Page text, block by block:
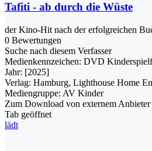
Tafiti - ab durch die Wüste
der Kino-Hit nach der erfolgreichen
0 Bewertungen
Suche nach diesem Verfasser
Medienkennzeichen: DVD
Jahr: [2025]
Verlag: Hamburg, Lighthouse Home
Mediengruppe: AV Kinder
Zum Download von externem
Tab geöffnet
lädt